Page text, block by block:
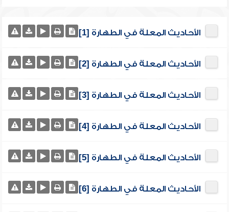
الأحاديث المعلة في الطهارة [1]
الأحاديث المعلة في الطهارة [2]
الأحاديث المعلة في الطهارة [3]
الأحاديث المعلة في الطهارة [4]
الأحاديث المعلة في الطهارة [5]
الأحاديث المعلة في الطهارة [6]